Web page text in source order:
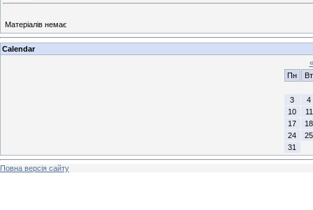
Матеріалів немає
Calendar
«
Пн
Вт
3
4
10
11
17
18
24
25
31
Повна версія сайту